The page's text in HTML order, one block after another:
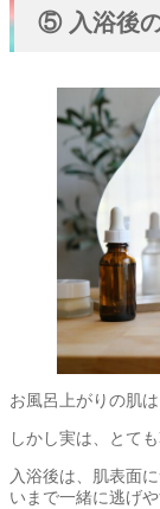
⑤ 入浴後
お風呂上がりの肌
しかし実は、とて
入浴後は、肌表面
いまで一緒に逃げ